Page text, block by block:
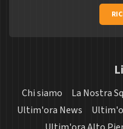
Chi siamo La Nostra
Ultim'ora News